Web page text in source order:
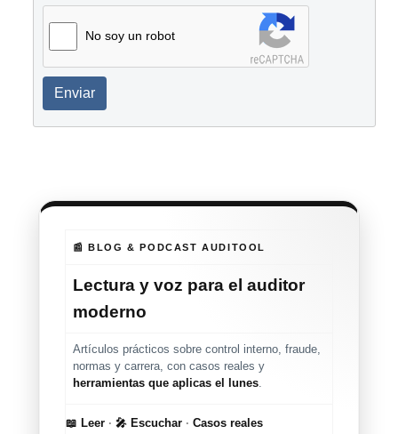
No soy un robot
Enviar
📰 BLOG & PODCAST AUDITOOL
Lectura y voz para el auditor
moderno
Artículos prácticos sobre control interno, fraude,
normas y carrera, con casos reales y
herramientas que aplicas el lunes.
📖 Leer · 🎤 Escuchar · Casos reales